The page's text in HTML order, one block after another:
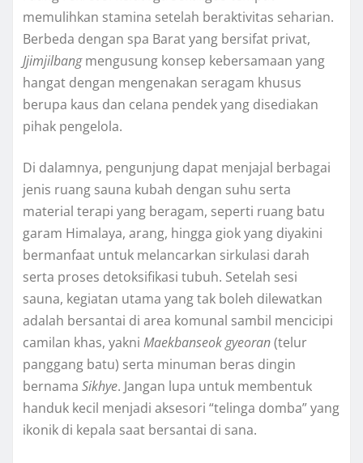
memulihkan stamina setelah beraktivitas seharian.
Berbeda dengan spa Barat yang bersifat privat,
Jjimjilbangmengusung konsep kebersamaan yang
hangat dengan mengenakan seragam khusus
berupa kaus dan celana pendek yang disediakan
pihak pengelola.
Di dalamnya, pengunjung dapat menjajal berbagai
jenis ruang sauna kubah dengan suhu serta
material terapi yang beragam, seperti ruang batu
garam Himalaya, arang, hingga giok yang diyakini
bermanfaat untuk melancarkan sirkulasi darah
serta proses detoksifikasi tubuh. Setelah sesi
sauna, kegiatan utama yang tak boleh dilewatkan
adalah bersantai di area komunal sambil mencicipi
camilan khas, yakni Maekbanseok gyeoran(telur
panggang batu) serta minuman beras dingin
bernama Sikhye. Jangan lupa untuk membentuk
handuk kecil menjadi aksesori “telinga domba” yang
ikonik di kepala saat bersantai di sana.